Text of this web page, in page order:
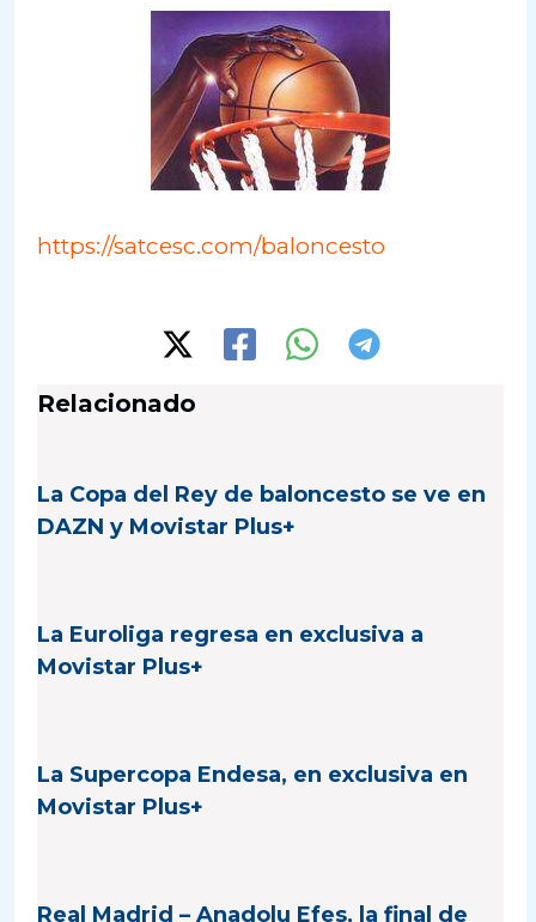
https://satcesc.com/baloncesto
Relacionado
La Copa del Rey de baloncesto se ve en
DAZN y Movistar Plus+
La Euroliga regresa en exclusiva a
Movistar Plus+
La Supercopa Endesa, en exclusiva en
Movistar Plus+
Real Madrid – Anadolu Efes, la final de